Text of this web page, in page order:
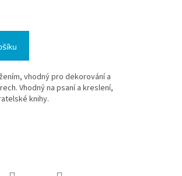
vhodný pro dekorování a
Vhodný na psaní a kreslení,
knihy.